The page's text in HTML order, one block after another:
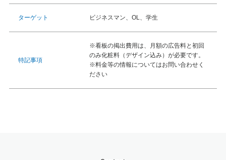
ターゲット ビジネスマン、OL、学生
特記事項
※看板の掲出費用は、月額の広告料と初回
のみ化粧料（デザイン込み）が必要です。
※料金等の情報についてはお問い合わせく
ださい